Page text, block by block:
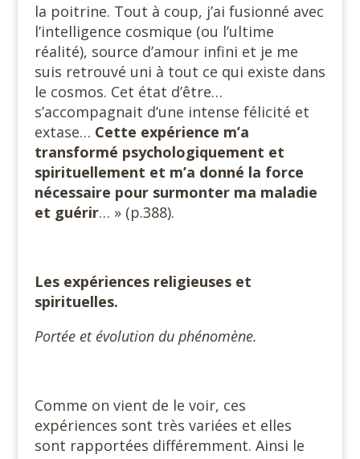
la poitrine. Tout à coup, j’ai fusionné avec
l’intelligence cosmique (ou l’ultime
réalité), source d’amour infini et je me
suis retrouvé uni à tout ce qui existe dans
le cosmos. Cet état d’être…
s’accompagnait d’une intense félicité et
extase… Cette expérience m’a
transformé psychologiquement et
spirituellement et m’a donné la force
nécessaire pour surmonter ma maladie
et guérir… » (p.388).
Les expériences religieuses et
spirituelles.
Portée et évolution du phénomène.
Comme on vient de le voir, ces
expériences sont très variées et elles
sont rapportées différemment. Ainsi le